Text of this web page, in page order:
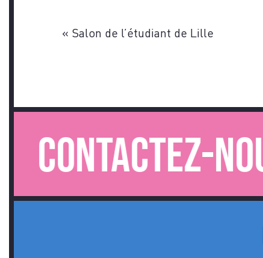
« Salon de l’étudiant de Lille
nous.